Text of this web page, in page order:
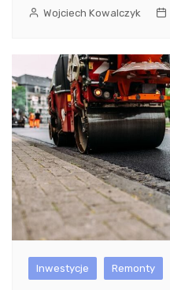
Wojciech Kowalczyk
Inwestycje Remonty